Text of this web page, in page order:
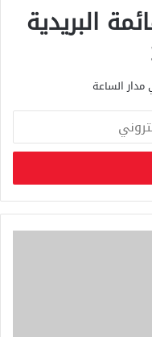
البريدية